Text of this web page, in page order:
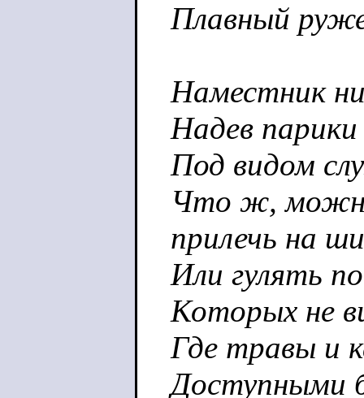
Плавный
Наместник
Надев парики
Под видом
Что ж,
прилечь на
Или гулять
Которых не
Где травы и
Доступными